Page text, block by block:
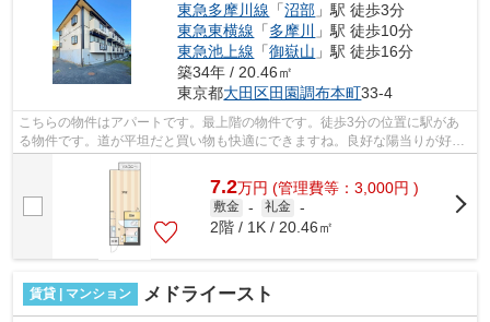
東急多摩川線 「沼部 」駅 徒歩3分
東急東横線 「多摩川
」駅 徒歩10分
東急池上線 「御嶽山 」駅 徒歩16分
築34年 / 20.46㎡
東京都大田区田園調布本町33-4
こちらの物件はアパートです。最上階の物件です。徒歩3分の位置に駅があ
る物件です。道が平坦だと買い物も快適にできますね。良好な陽当りが好評
の、魅力溢れる一押しの物件となってい...
7.2万円 (管理費等：3,000円 )
敷金 - 礼金 -
2階 / 1K / 20.46㎡
賃貸 | マンション メドライースト